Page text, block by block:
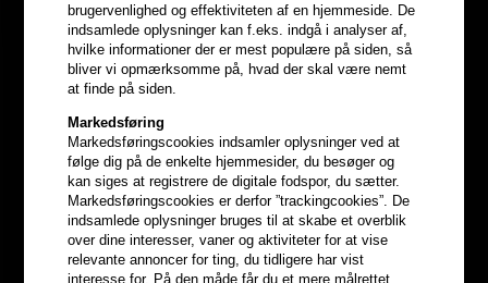
brugervenlighed og effektiviteten af en hjemmeside. De
indsamlede oplysninger kan f.eks. indgå i analyser af,
hvilke informationer der er mest populære på siden, så
bliver vi opmærksomme på, hvad der skal være nemt
at finde på siden.
Markedsføring
Markedsføringscookies indsamler oplysninger ved at
følge dig på de enkelte hjemmesider, du besøger og
kan siges at registrere de digitale fodspor, du sætter.
Markedsføringscookies er derfor ”trackingcookies”. De
indsamlede oplysninger bruges til at skabe et overblik
over dine interesser, vaner og aktiviteter for at vise
relevante annoncer for ting, du tidligere har vist
interesse for. På den måde får du et mere målrettet
Optjen5% bonuskronerpå
hele din ordre